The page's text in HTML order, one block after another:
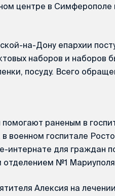
центре в
на-Дону епархии
наборов и наборов
посуду. Всего
раненым в
военном госпитале
интернате для граждан
отделением №1
Алексия на